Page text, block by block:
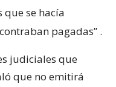
que se hacía
pagadas” .
judiciales que
que no emitirá